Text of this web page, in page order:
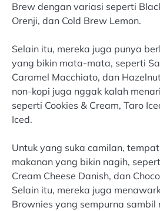
Brew dengan variasi seperti
Orenji, dan Cold Brew Lemon.
Selain itu, mereka juga punya
yang bikin mata-mata, seperti
Caramel Macchiato, dan
non-kopi juga nggak kalah
seperti Cookies & Cream, Taro
Iced.
Untuk yang suka camilan,
makanan yang bikin nagih,
Cream Cheese Danish, dan
Selain itu, mereka juga
Brownies yang sempurna sambil